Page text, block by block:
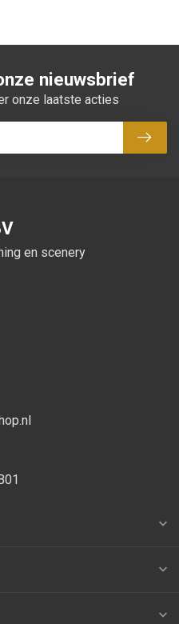
nieuwsbrief
onze laatste acties
en scenery